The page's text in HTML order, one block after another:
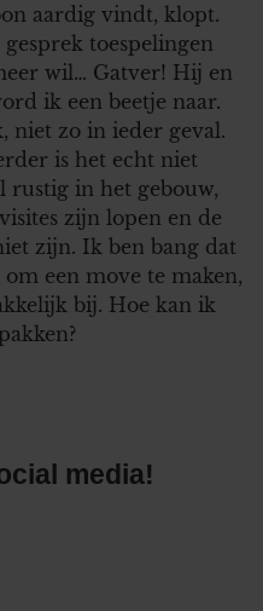
aardig vindt, klopt.
toespelingen
wil… Gatver! Hij en
ik een beetje naar.
niet zo in ieder geval.
is het echt niet
rustig in het gebouw,
zijn lopen en de
zijn. Ik ben bang dat
een move te maken,
bij. Hoe kan ik
media!